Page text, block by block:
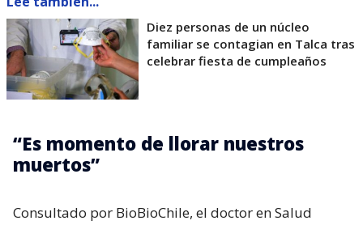
Diez personas de un núcleo
familiar se contagian en Talca tras
celebrar fiesta de cumpleaños
“Es momento de llorar nuestros
muertos”
Consultado por BioBioChile, el doctor en Salud